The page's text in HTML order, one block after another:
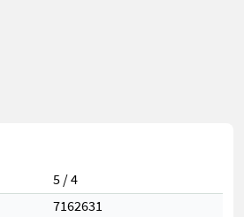
5 / 4
7162631